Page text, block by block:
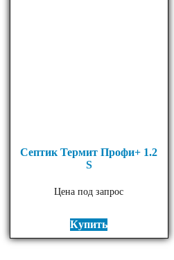
Септик Термит Профи+ 1.2
S
Цена под запрос
Купить